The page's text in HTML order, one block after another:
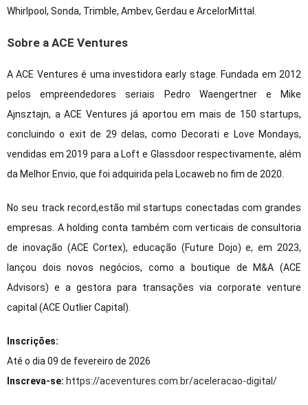
Whirlpool, Sonda, Trimble, Ambev, Gerdau e ArcelorMittal.
Sobre a ACE Ventures
A ACE Ventures é uma investidora early stage. Fundada em 2012
pelos empreendedores seriais Pedro Waengertner e Mike
Ajnsztajn, a ACE Ventures já aportou em mais de 150 startups,
concluindo o exit de 29 delas, como Decorati e Love Mondays,
vendidas em 2019 para a Loft e Glassdoor respectivamente, além
da Melhor Envio, que foi adquirida pela Locaweb no fim de 2020.
No seu track record,estão mil startups conectadas com grandes
empresas. A holding conta também com verticais de consultoria
de inovação (ACE Cortex), educação (Future Dojo) e, em 2023,
lançou dois novos negócios, como a boutique de M&A (ACE
Advisors) e a gestora para transações via corporate venture
capital (ACE Outlier Capital).
Inscrições:
Até o dia 09 de fevereiro de 2026
Inscreva-se: https://aceventures.com.br/aceleracao-digital/